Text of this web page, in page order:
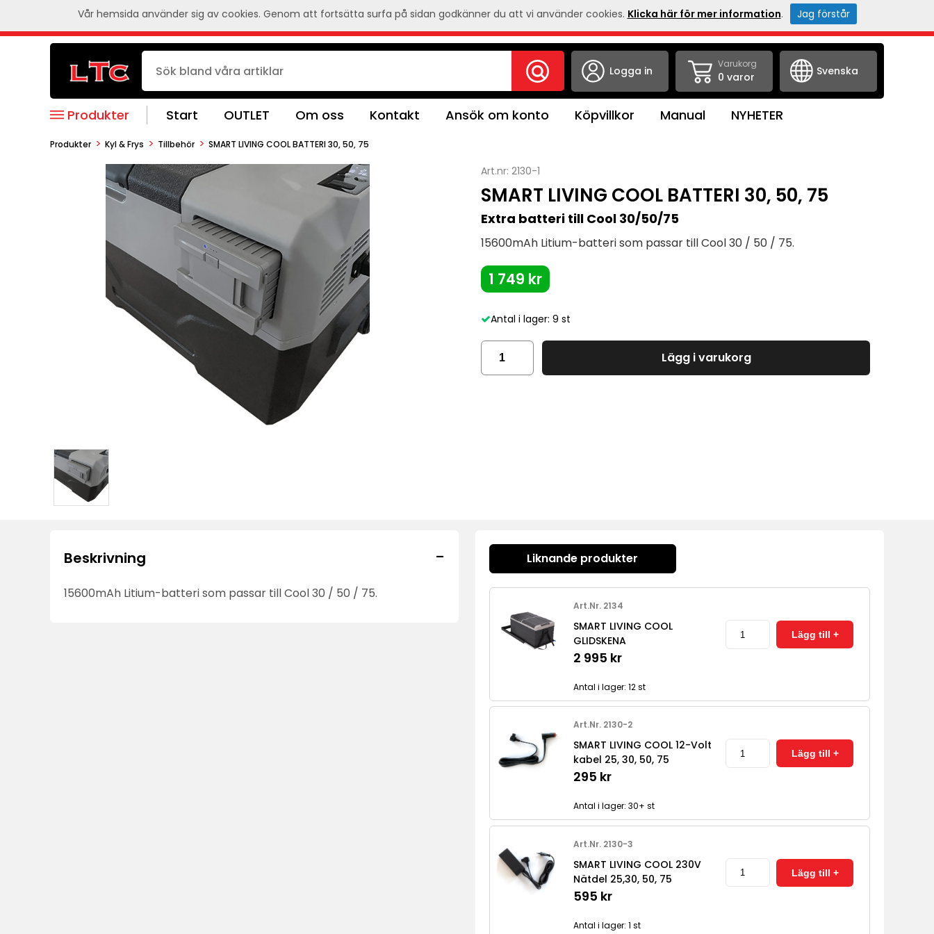
Logga in
Varukorg
0 varor
Produkter Start OUTLET Om oss Kontakt Ansök om konto Köpvillkor Manual NYHETER
Produkter > Kyl & Frys > Tillbehör > SMART LIVING COOL BATTERI 30, 50, 75
Art.nr: 2130-1
SMART LIVING COOL BATTERI 30, 50, 75
Extra batteri till Cool 30/50/75
15600mAh Litium-batteri som passar till Cool 30 / 50 / 75.
1 749 kr
Antal i lager: 9 st
Lägg i varukorg
Beskrivning -
15600mAh Litium-batteri som passar till Cool 30 / 50 / 75.
Liknande produkter
Art.Nr. 2134
SMART LIVING COOL
GLIDSKENA
2 995 kr
Antal i lager: 12 st
Art.Nr. 2130-2
SMART LIVING COOL 12-Volt
kabel 25, 30, 50, 75
295 kr
Antal i lager: 30+ st
Art.Nr. 2130-3
SMART LIVING COOL 230V
Nätdel 25,30, 50, 75
595 kr
Antal i lager: 1 st
Vår hemsida använder sig av cookies. Genom att fortsätta surfa på sidan godkänner du att vi använder cookies. Klicka här för mer information. Jag förstår